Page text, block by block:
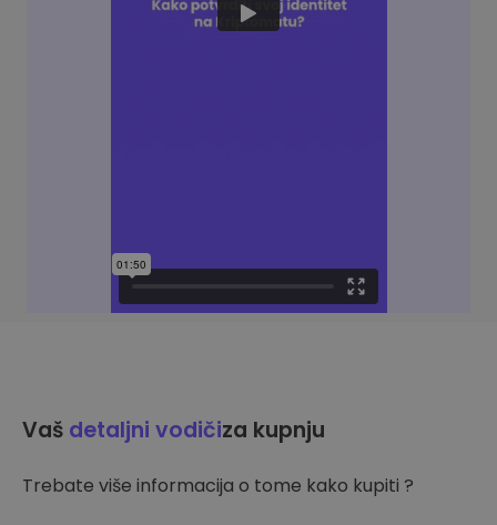
Vaš detaljni vodičiza kupnju
Trebate više informacija o tome kako kupiti ?